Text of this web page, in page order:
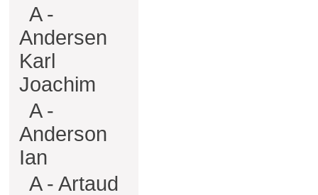
A -
Andersen
Karl
Joachim
A -
Anderson
Ian
A - Artaud